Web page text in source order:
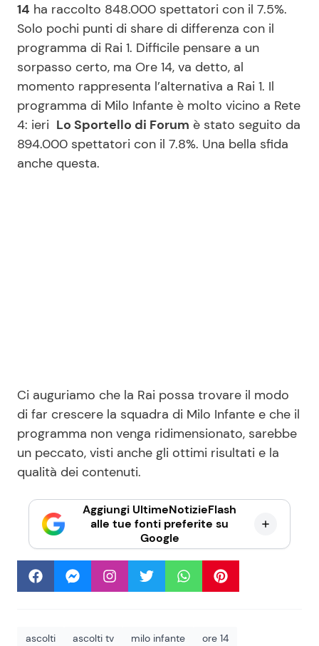
14 ha raccolto 848.000 spettatori con il 7.5%.
Solo pochi punti di share di differenza con il
programma di Rai 1. Difficile pensare a un
sorpasso certo, ma Ore 14, va detto, al
momento rappresenta l’alternativa a Rai 1. Il
programma di Milo Infante è molto vicino a Rete
4: ieri Lo Sportello di Forum è stato seguito da
894.000 spettatori con il 7.8%. Una bella sfida
anche questa.
Ci auguriamo che la Rai possa trovare il modo
di far crescere la squadra di Milo Infante e che il
programma non venga ridimensionato, sarebbe
un peccato, visti anche gli ottimi risultati e la
qualità dei contenuti.
Aggiungi UltimeNotizieFlash
alle tue fonti preferite su
Google
ascolti ascolti tv milo infante ore 14